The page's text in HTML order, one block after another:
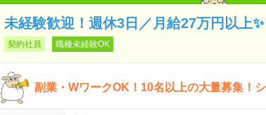
未経験歓迎！週休3日／月給27万円以上
契約社員 職種未経験OK
副業・WワークOK！10名以上の大量募集！